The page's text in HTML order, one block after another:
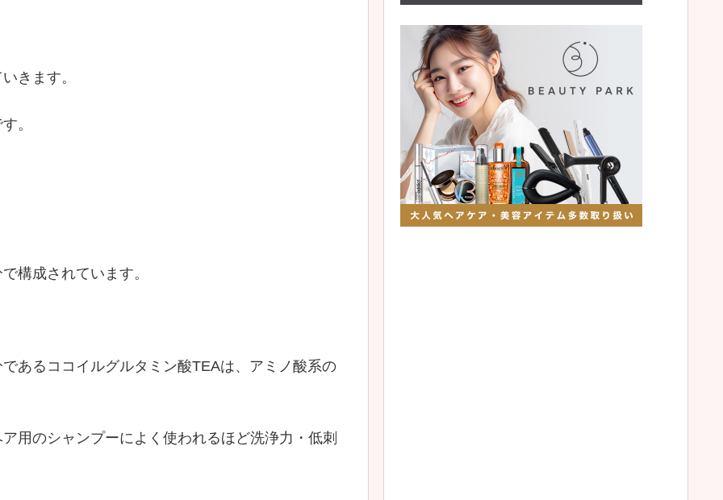
きます。
。
構成されています。
あるココイルグルタミン酸TEAは、アミノ酸系の
用のシャンプーによく使われるほど洗浄力・低刺